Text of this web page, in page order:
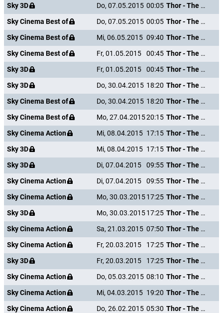
Sky 3D
Do, 07.05.2015 00:05
Thor - The Dark Kingdom
Sky Cinema Best of
Do, 07.05.2015 00:05
Thor - The Dark Kingdom
Sky Cinema Best of
Mi, 06.05.2015 09:40
Thor - The Dark Kingdom
Sky Cinema Best of
Fr, 01.05.2015 00:45
Thor - The Dark Kingdom
Sky 3D
Fr, 01.05.2015 00:45
Thor - The Dark Kingdom
Sky 3D
Do, 30.04.2015 18:20
Thor - The Dark Kingdom
Sky Cinema Best of
Do, 30.04.2015 18:20
Thor - The Dark Kingdom
Sky Cinema Best of
Mo, 27.04.201520:15
Thor - The Dark Kingdom
Sky Cinema Action
Mi, 08.04.2015 17:15
Thor - The Dark Kingdom
Sky 3D
Mi, 08.04.2015 17:15
Thor - The Dark Kingdom
Sky 3D
Di, 07.04.2015 09:55
Thor - The Dark Kingdom
Sky Cinema Action
Di, 07.04.2015 09:55
Thor - The Dark Kingdom
Sky Cinema Action
Mo, 30.03.201517:25
Thor - The Dark Kingdom
Sky 3D
Mo, 30.03.201517:25
Thor - The Dark Kingdom
Sky Cinema Action
Sa, 21.03.2015 07:50
Thor - The Dark Kingdom
Sky Cinema Action
Fr, 20.03.2015 17:25
Thor - The Dark Kingdom
Sky 3D
Fr, 20.03.2015 17:25
Thor - The Dark Kingdom
Sky Cinema Action
Do, 05.03.2015 08:10
Thor - The Dark Kingdom
Sky Cinema Action
Mi, 04.03.2015 19:20
Thor - The Dark Kingdom
Sky Cinema Action
Do, 26.02.2015 05:30
Thor - The Dark Kingdom